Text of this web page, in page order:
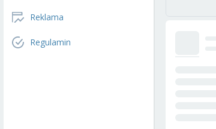
Reklama
Regulamin